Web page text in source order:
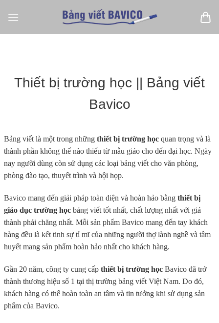
qua
Thiết bị trường học || Bảng viết
Bavico
Bảng viết là một trong những thiết bị trường họcquan trọng và là
thành phần không thể nào thiếu từ mẫu giáo cho đến đại học. Ngày
nay người dùng còn sử dụng các loại bảng viết cho văn phòng,
phòng đào tạo, thuyết trình và hội họp.
Bavico mang đến giải pháp toàn diện và hoàn hảo bằng thiết bị
giáo dục trường họcbảng viết tốt nhất, chất lượng nhất với giá
thành phải chăng nhất. Mỗi sản phẩm Bavico mang đến tay khách
hàng đều là kết tinh sự tỉ mĩ của những người thợ lành nghề và tâm
huyết mang sản phẩm hoàn hảo nhất cho khách hàng.
Gần 20 năm, công ty cung cấp thiết bị trường họcBavico đã trở
thành thương hiệu số 1 tại thị trường bảng viết Việt Nam. Do đó,
khách hàng có thể hoàn toàn an tâm và tin tưởng khi sử dụng sản
phẩm của Bavico.